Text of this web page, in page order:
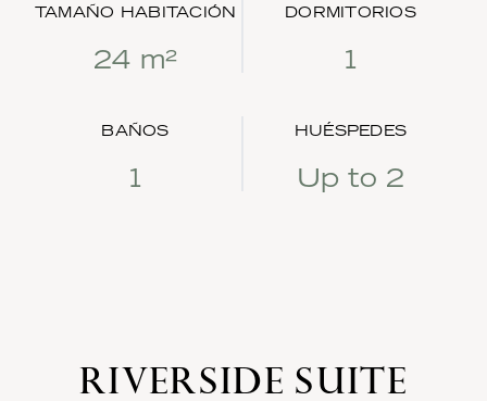
TAMAÑO HABITACIÓN
24 m²
DORMITORIOS
1
BAÑOS
1
HUÉSPEDES
Up to 2
RIVERSIDE SUITE